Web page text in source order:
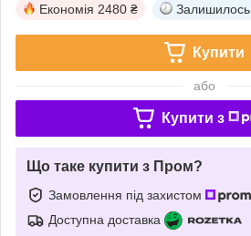
Економія 2480 ₴ Залишилось
Купити
або
Купити з
Що таке купити з Пром?
Замовлення під захистом
Доступна доставка